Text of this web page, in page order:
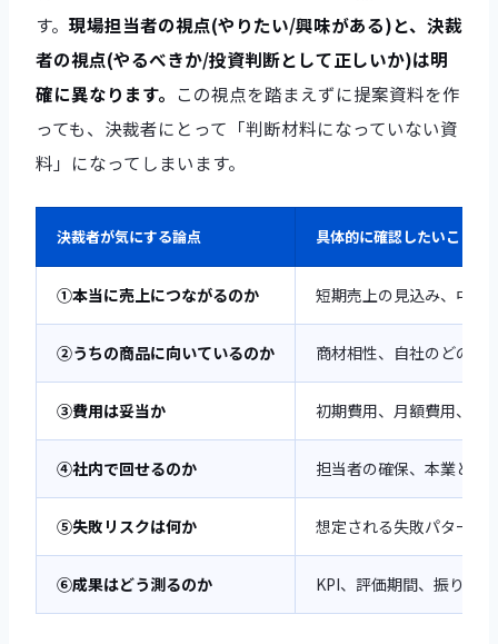
す。 現場担当者の視点(やりたい/興味がある)と、決裁
者の視点(やるべきか/投資判断として正しいか)は明
確に異なります。 この視点を踏まえずに提案資料を作
っても、決裁者にとって「判断材料になっていない資
料」になってしまいます。
決裁者が気にする論点 具体的に確認したいこと
①本当に売上につながるのか 短期売上の見込み、中長
②うちの商品に向いているのか 商材相性、自社のどの商
③費用は妥当か 初期費用、月額費用、人
④社内で回せるのか 担当者の確保、本業との
⑤失敗リスクは何か 想定される失敗パターン
⑥成果はどう測るのか KPI、評価期間、振り返